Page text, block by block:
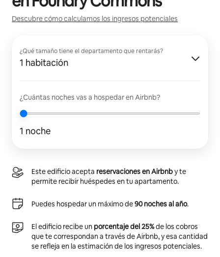
Descubre cómo calculamos los ingresos potenciales
¿Qué tamaño tiene el departamento que rentarás?
1 habitación
¿Cuántas noches vas a hospedar en Airbnb?
1 noche
Este edificio acepta reservaciones en Airbnby te
permite recibir huéspedes en tu apartamento.
Puedes hospedar un máximo de90 noches al año.
El edificio recibe un porcentaje del 25%de los cobros
que te correspondan a través de Airbnb, y esa cantidad
se refleja en la estimación de los ingresos potenciales.